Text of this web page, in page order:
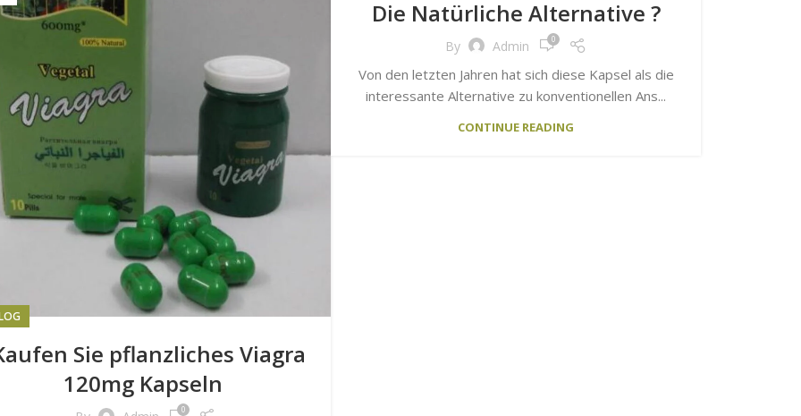
Sie pflanzliches Viagra
120mg Kapseln
0
Die Natürliche Alternative ?
By Admin 0
Von den letzten Jahren hat sich diese Kapsel als die
interessante Alternative zu konventionellen Ans...
CONTINUE READING